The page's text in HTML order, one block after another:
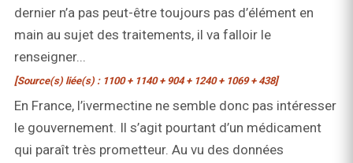
dernier n’a pas peut-être toujours pas d’élément en
main au sujet des traitements, il va falloir le
renseigner...
[Source(s) liée(s) : 1100 + 1140 + 904 + 1240 + 1069 + 438]
En France, l’ivermectine ne semble donc pas intéresser
le gouvernement. Il s’agit pourtant d’un médicament
qui paraît très prometteur. Au vu des données